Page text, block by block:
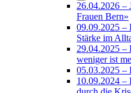
26.04.2026 –
Frauen Bern»
09.09.2025 –
Stärke im
29.04.2025 –
weniger ist
05.03.2025 –
10.09.2024 –